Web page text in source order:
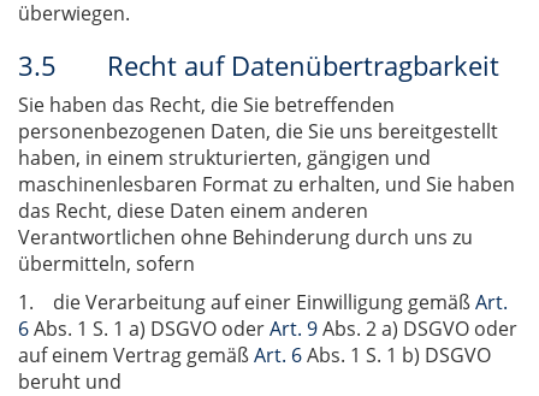
überwiegen.
3.5 Recht auf Datenübertragbarkeit
Sie haben das Recht, die Sie betreffenden
personenbezogenen Daten, die Sie uns bereitgestellt
haben, in einem strukturierten, gängigen und
maschinenlesbaren Format zu erhalten, und Sie haben
das Recht, diese Daten einem anderen
Verantwortlichen ohne Behinderung durch uns zu
übermitteln, sofern
1. die Verarbeitung auf einer Einwilligung gemäßArt.
6Abs. 1 S. 1 a) DSGVO oderArt. 9Abs. 2 a) DSGVO oder
auf einem Vertrag gemäßArt. 6Abs. 1 S. 1 b) DSGVO
beruht und